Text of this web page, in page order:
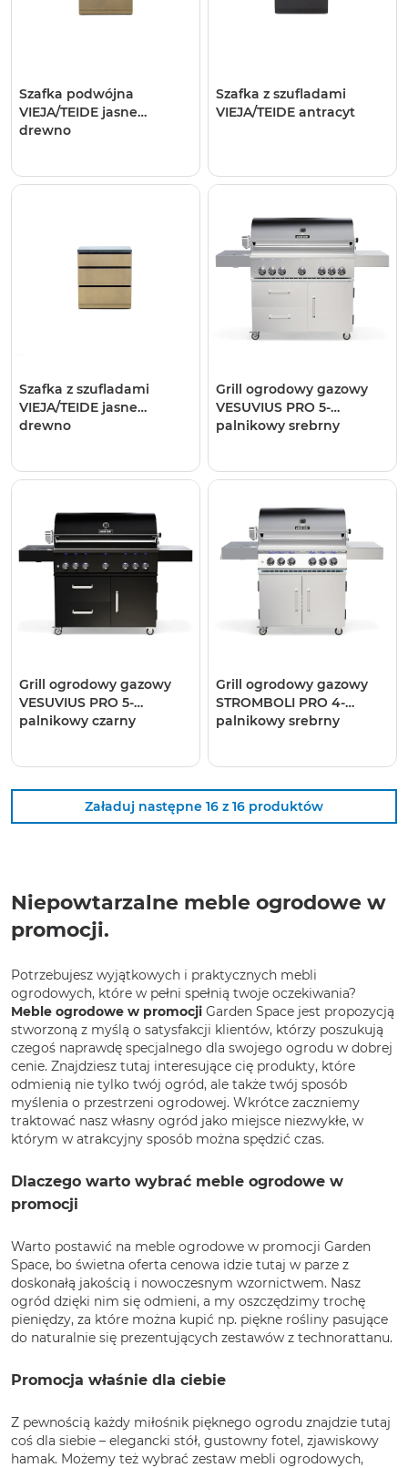
Szafka podwójna
VIEJA/TEIDE jasne
drewno
Szafka z szufladami
VIEJA/TEIDE antracyt
Szafka z szufladami
VIEJA/TEIDE jasne
drewno
Grill ogrodowy gazowy
VESUVIUS PRO 5-
palnikowy srebrny
Grill ogrodowy gazowy
VESUVIUS PRO 5-
palnikowy czarny
Grill ogrodowy gazowy
STROMBOLI PRO 4-
palnikowy srebrny
Załaduj następne 16 z 16 produktów
Niepowtarzalne meble ogrodowe w
promocji.
Potrzebujesz wyjątkowych i praktycznych mebli
ogrodowych, które w pełni spełnią twoje oczekiwania?
Meble ogrodowe w promocji Garden Space jest propozycją
stworzoną z myślą o satysfakcji klientów, którzy poszukują
czegoś naprawdę specjalnego dla swojego ogrodu w dobrej
cenie. Znajdziesz tutaj interesujące cię produkty, które
odmienią nie tylko twój ogród, ale także twój sposób
myślenia o przestrzeni ogrodowej. Wkrótce zaczniemy
traktować nasz własny ogród jako miejsce niezwykłe, w
którym w atrakcyjny sposób można spędzić czas.
Dlaczego warto wybrać meble ogrodowe w
promocji
Warto postawić na meble ogrodowe w promocji Garden
Space, bo świetna oferta cenowa idzie tutaj w parze z
doskonałą jakością i nowoczesnym wzornictwem. Nasz
ogród dzięki nim się odmieni, a my oszczędzimy trochę
pieniędzy, za które można kupić np. piękne rośliny pasujące
do naturalnie się prezentujących zestawów z technorattanu.
Promocja właśnie dla ciebie
Z pewnością każdy miłośnik pięknego ogrodu znajdzie tutaj
coś dla siebie – elegancki stół, gustowny fotel, zjawiskowy
hamak. Możemy też wybrać zestaw mebli ogrodowych,